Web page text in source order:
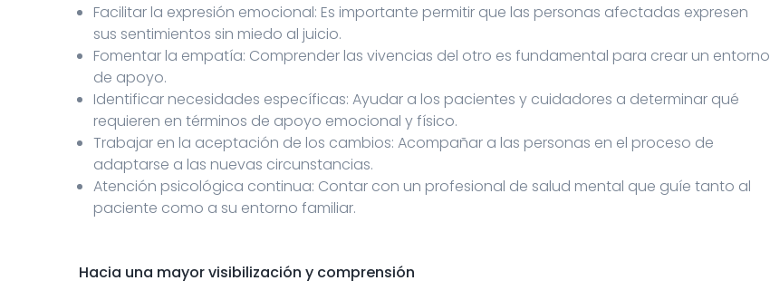
Facilitar la expresión emocional: Es importante permitir que las personas afectadas expresen
sus sentimientos sin miedo al juicio.
Fomentar la empatía: Comprender las vivencias del otro es fundamental para crear un entorno
de apoyo.
Identificar necesidades específicas: Ayudar a los pacientes y cuidadores a determinar qué
requieren en términos de apoyo emocional y físico.
Trabajar en la aceptación de los cambios: Acompañar a las personas en el proceso de
adaptarse a las nuevas circunstancias.
Atención psicológica continua: Contar con un profesional de salud mental que guíe tanto al
paciente como a su entorno familiar.
Hacia una mayor visibilización y comprensión